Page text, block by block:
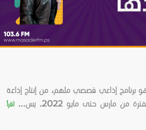
برنامج إذاعي قصصي ملهم، من إنتاج إذاعة
من مارس حتى مايو 2022. يس...
اقرأ